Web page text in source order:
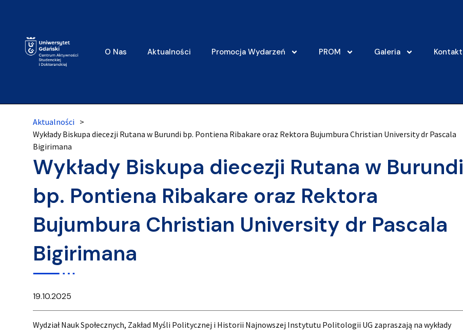
O Nas Aktualności Promocja Wydarzeń PROM Galeria Kontakt
Aktualności >
Wykłady Biskupa diecezji Rutana w Burundi bp. Pontiena Ribakare oraz Rektora Bujumbura Christian University dr Pascala
Bigirimana
Wykłady Biskupa diecezji Rutana w Burundi
bp. Pontiena Ribakare oraz Rektora
Bujumbura Christian University dr Pascala
Bigirimana
19.10.2025
Wydział Nauk Społecznych, Zakład Myśli Politycznej i Historii Najnowszej Instytutu Politologii UG zapraszają na wykłady